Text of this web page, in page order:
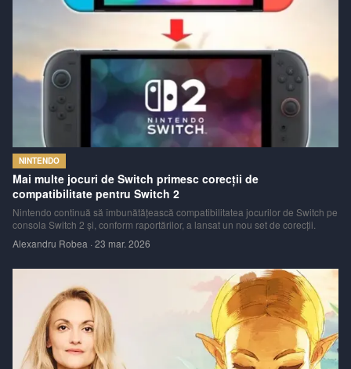
NINTENDO
Mai multe jocuri de Switch primesc corecții de
compatibilitate pentru Switch 2
Nintendo continuă să îmbunătățească compatibilitatea jocurilor de Switch pe
consola Switch 2 și, conform raportărilor, a lansat un nou set de corecții.
Alexandru Robea · 23 mar. 2026